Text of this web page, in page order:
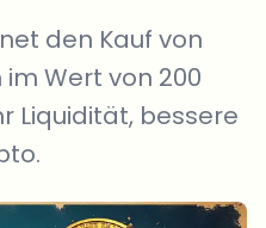
den Kauf von
Wert von 200
Liquidität, bessere